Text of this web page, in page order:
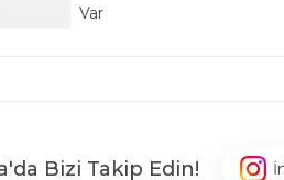
Var
Bizi Takip Edin!